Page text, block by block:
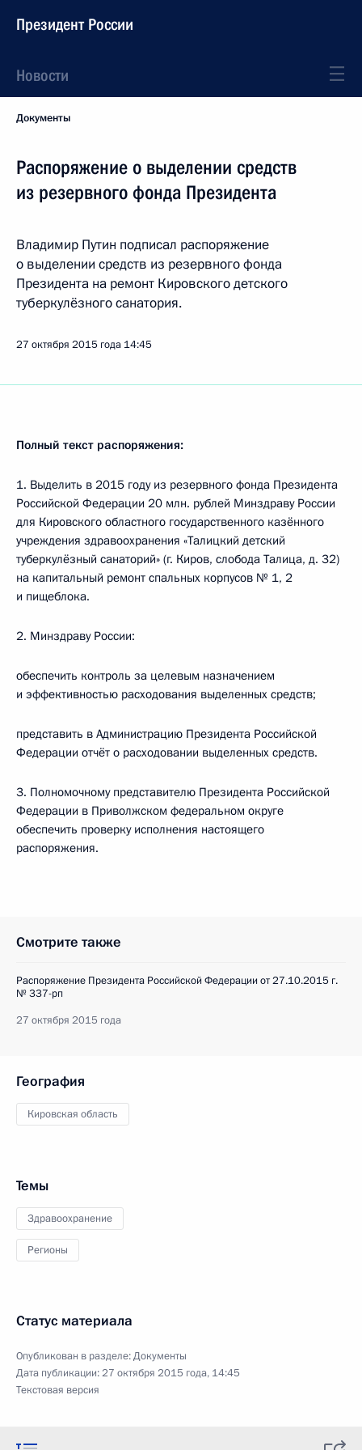
Президент России
Новости
Документы
Распоряжение о выделении средств
из резервного фонда Президента
Владимир Путин подписал распоряжение
о выделении средств из резервного фонда
Президента на ремонт Кировского детского
туберкулёзного санатория.
27 октября 2015 года 14:45
Полный текст распоряжения:
1. Выделить в 2015 году из резервного фонда Президента
Российской Федерации 20 млн. рублей Минздраву России
для Кировского областного государственного казённого
учреждения здравоохранения «Талицкий детский
туберкулёзный санаторий» (г. Киров, слобода Талица, д. 32)
на капитальный ремонт спальных корпусов № 1, 2
и пищеблока.
2. Минздраву России:
обеспечить контроль за целевым назначением
и эффективностью расходования выделенных средств;
представить в Администрацию Президента Российской
Федерации отчёт о расходовании выделенных средств.
3. Полномочному представителю Президента Российской
Федерации в Приволжском федеральном округе
обеспечить проверку исполнения настоящего
распоряжения.
Смотрите также
Распоряжение Президента Российской Федерации от 27.10.2015 г.
№ 337-рп
27 октября 2015 года
География
Кировская область
Темы
Здравоохранение
Регионы
Статус материала
Опубликован в разделе:Документы
Дата публикации:27 октября 2015 года, 14:45
Текстовая версия